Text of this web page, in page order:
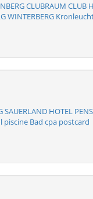
CLUBRAUM CLUB
WINTERBERG
SAUERLAND HOTEL
Bad cpa postcard